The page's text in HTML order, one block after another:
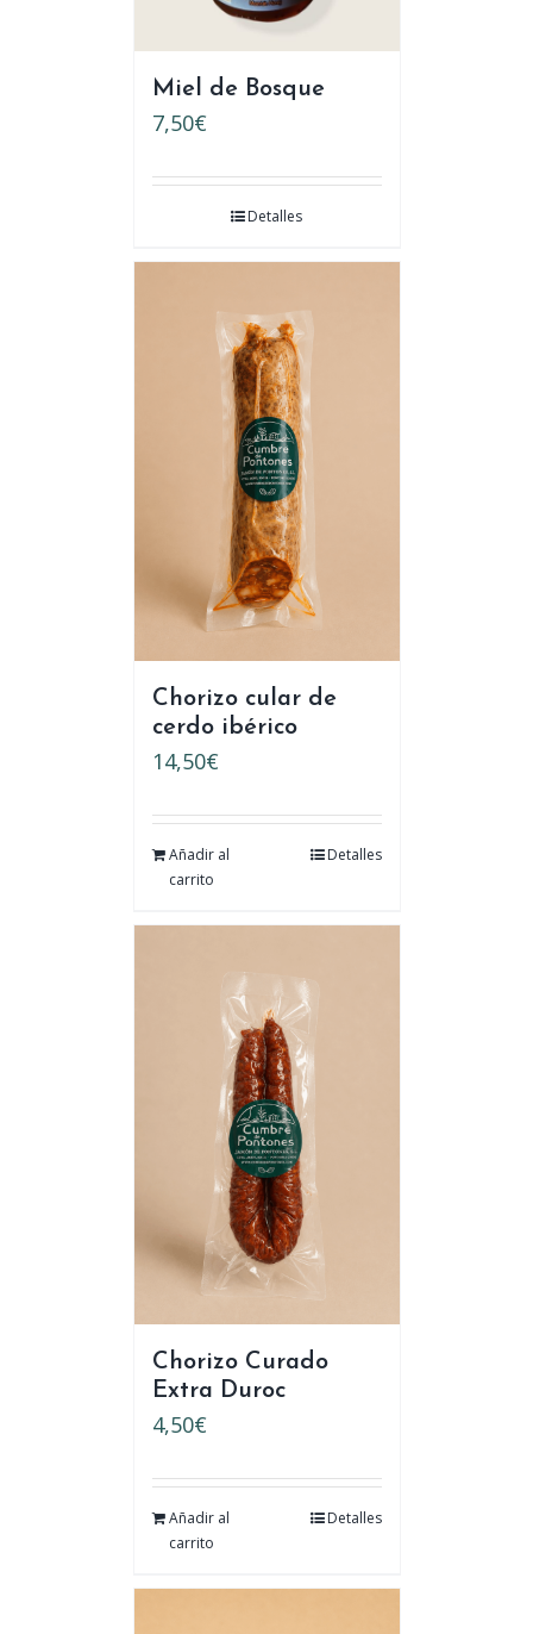
Miel de Bosque
7,50€
Detalles
Chorizo cular de
cerdo ibérico
14,50€
Añadir al
carrito
Detalles
Chorizo Curado
Extra Duroc
4,50€
Añadir al
carrito
Detalles